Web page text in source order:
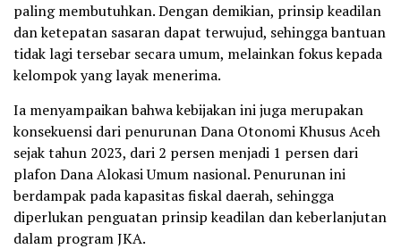
paling membutuhkan. Dengan demikian, prinsip keadilan
dan ketepatan sasaran dapat terwujud, sehingga bantuan
tidak lagi tersebar secara umum, melainkan fokus kepada
kelompok yang layak menerima.
Ia menyampaikan bahwa kebijakan ini juga merupakan
konsekuensi dari penurunan Dana Otonomi Khusus Aceh
sejak tahun 2023, dari 2 persen menjadi 1 persen dari
plafon Dana Alokasi Umum nasional. Penurunan ini
berdampak pada kapasitas fiskal daerah, sehingga
diperlukan penguatan prinsip keadilan dan keberlanjutan
dalam program JKA.